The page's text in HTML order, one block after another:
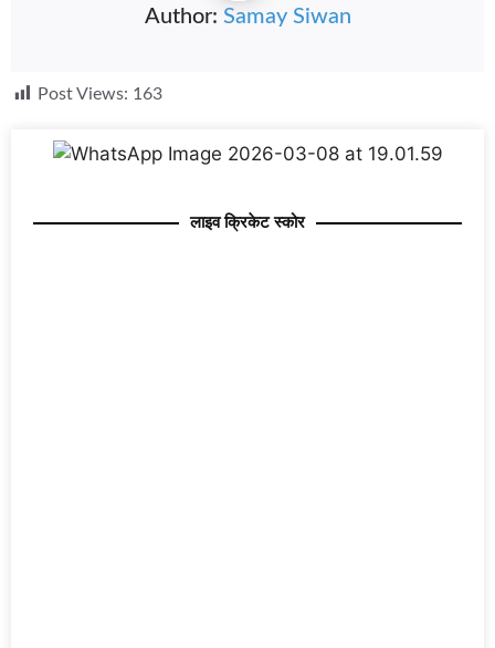
Author: Samay Siwan
Post Views: 163
लाइव क्रिकेट स्कोर